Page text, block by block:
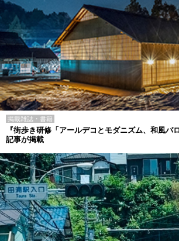
掲載雑誌・書籍
『街歩き研修「アールデコとモダニズム、和風バ
記事が掲載